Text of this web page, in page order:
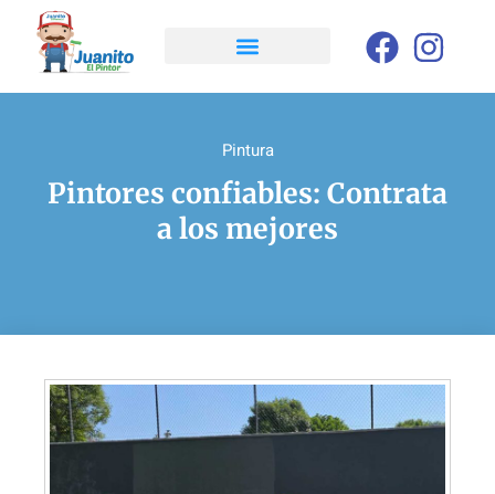
Pintura
Pintores confiables: Contrata
a los mejores